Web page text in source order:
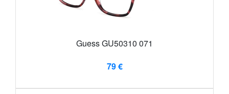
Guess GU50310 071
79 €